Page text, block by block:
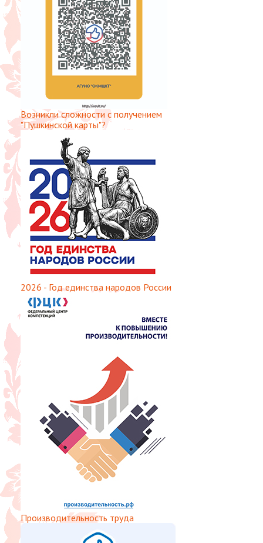
Возникли сложности с получением
"Пушкинской карты"?
2026 - Год единства народов России
Производительность труда